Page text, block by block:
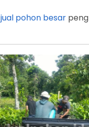
jual pohon besar